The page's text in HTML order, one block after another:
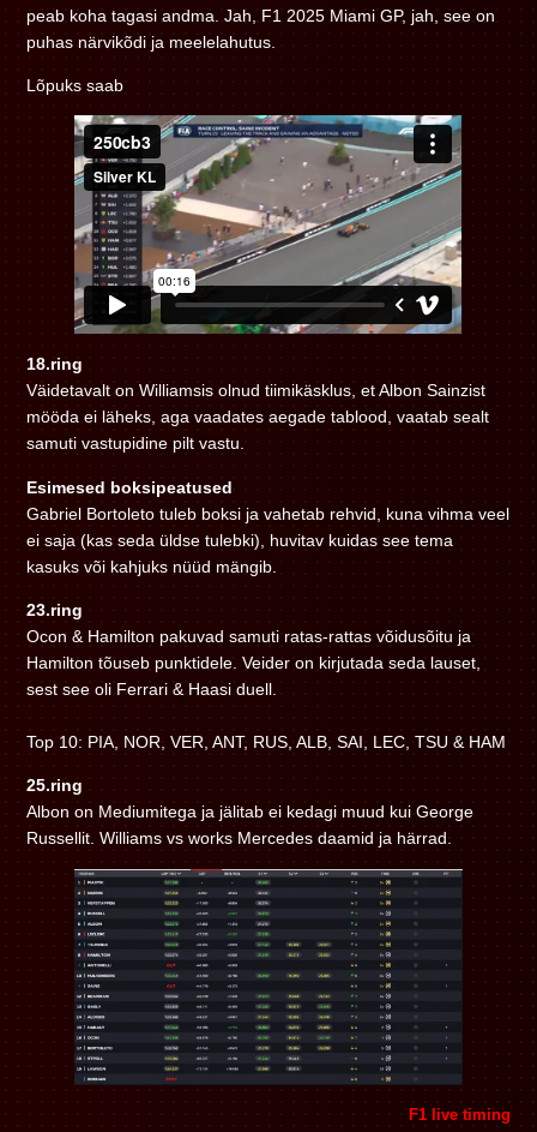
peab koha tagasi andma. Jah, F1 2025 Miami GP, jah, see on
puhas närvikõdi ja meelelahutus.
Lõpuks saab
18.ring
Väidetavalt on Williamsis olnud tiimikäsklus, et Albon Sainzist
mööda ei läheks, aga vaadates aegade tablood, vaatab sealt
samuti vastupidine pilt vastu.
Esimesed boksipeatused
Gabriel Bortoleto tuleb boksi ja vahetab rehvid, kuna vihma veel
ei saja (kas seda üldse tulebki), huvitav kuidas see tema
kasuks või kahjuks nüüd mängib.
23.ring
Ocon & Hamilton pakuvad samuti ratas-rattas võidusõitu ja
Hamilton tõuseb punktidele. Veider on kirjutada seda lauset,
sest see oli Ferrari & Haasi duell.
Top 10: PIA, NOR, VER, ANT, RUS, ALB, SAI, LEC, TSU & HAM
25.ring
Albon on Mediumitega ja jälitab ei kedagi muud kui George
Russellit. Williams vs works Mercedes daamid ja härrad.
F1 live timing